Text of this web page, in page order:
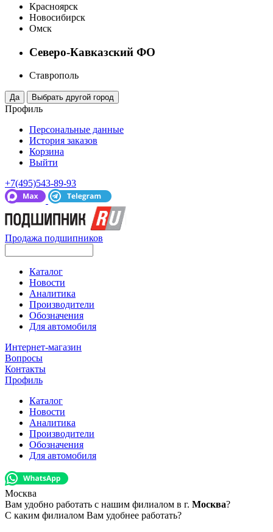
Красноярск
Новосибирск
Омск
Северо-Кавказский ФО
Ставрополь
Профиль
Персональные данные
История заказов
Корзина
Выйти
+7(495)543-89-93
Продажа подшипников
Каталог
Новости
Аналитика
Производители
Обозначения
Для автомобиля
Интернет-магазин
Вопросы
Контакты
Профиль
Каталог
Новости
Аналитика
Производители
Обозначения
Для автомобиля
Москва
Вам удобно работать с нашим филиалом в г. Москва?
С каким филиалом Вам удобнее работать?